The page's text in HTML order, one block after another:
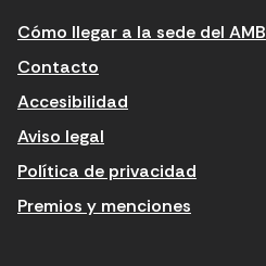
i
n
t
u
r
r
e
u
e
e
p
t
a
e
Cómo llegar a la sede del AMB
Contacto
Accesibilidad
Aviso legal
Política de privacidad
Premios y menciones